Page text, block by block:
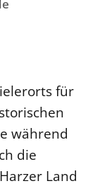
für
während
die
Land